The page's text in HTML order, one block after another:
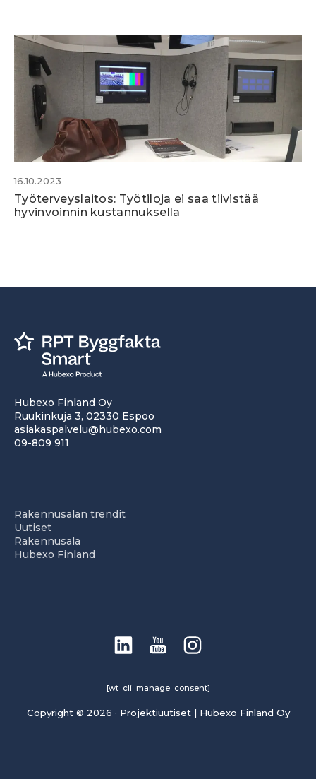
16.10.2023
Työterveyslaitos: Työtiloja ei saa tiivistää
hyvinvoinnin kustannuksella
Hubexo Finland Oy
Ruukinkuja 3, 02330 Espoo
asiakaspalvelu@hubexo.com
09-809 911
Rakennusalan trendit
Uutiset
Rakennusala
Hubexo Finland
[wt_cli_manage_consent]
Copyright © 2026 · Projektiuutiset | Hubexo Finland Oy